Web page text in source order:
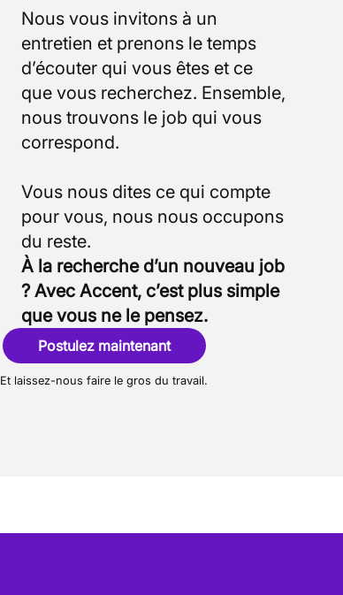
Nous vous invitons à un
entretien et prenons le temps
d’écouter qui vous êtes et ce
que vous recherchez. Ensemble,
nous trouvons le job qui vous
correspond.
Vous nous dites ce qui compte
pour vous, nous nous occupons
À la recherche d’un nouveau job
? Avec Accent, c’est plus simple
que vous ne le pensez.
Postulez maintenant
Et laissez-nous faire le gros du travail.